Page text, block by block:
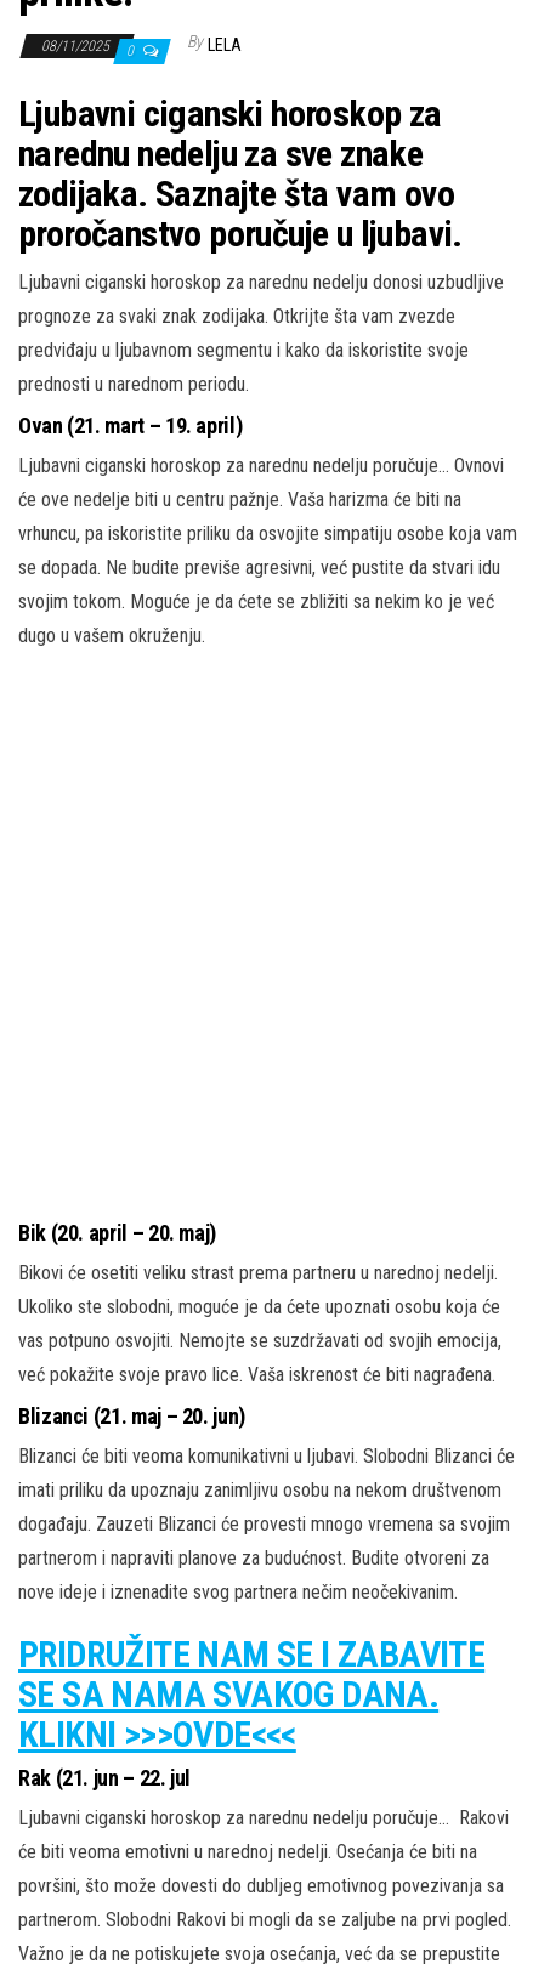
08/11/2025 0 By LELA
Ljubavni ciganski horoskop za
narednu nedelju za sve znake
zodijaka. Saznajte šta vam ovo
proročanstvo poručuje u ljubavi.
Ljubavni ciganski horoskop za narednu nedelju donosi uzbudljive
prognoze za svaki znak zodijaka. Otkrijte šta vam zvezde
predviđaju u ljubavnom segmentu i kako da iskoristite svoje
prednosti u narednom periodu.
Ovan (21. mart – 19. april)
Ljubavni ciganski horoskop za narednu nedelju poručuje… Ovnovi
će ove nedelje biti u centru pažnje. Vaša harizma će biti na
vrhuncu, pa iskoristite priliku da osvojite simpatiju osobe koja vam
se dopada. Ne budite previše agresivni, već pustite da stvari idu
svojim tokom. Moguće je da ćete se zbližiti sa nekim ko je već
dugo u vašem okruženju.
Bik (20. april – 20. maj)
Bikovi će osetiti veliku strast prema partneru u narednoj nedelji.
Ukoliko ste slobodni, moguće je da ćete upoznati osobu koja će
vas potpuno osvojiti. Nemojte se suzdržavati od svojih emocija,
već pokažite svoje pravo lice. Vaša iskrenost će biti nagrađena.
Blizanci (21. maj – 20. jun)
Blizanci će biti veoma komunikativni u ljubavi. Slobodni Blizanci će
imati priliku da upoznaju zanimljivu osobu na nekom društvenom
događaju. Zauzeti Blizanci će provesti mnogo vremena sa svojim
partnerom i napraviti planove za budućnost. Budite otvoreni za
nove ideje i iznenadite svog partnera nečim neočekivanim.
PRIDRUŽITE NAM SE I ZABAVITE
SE SA NAMA SVAKOG DANA.
KLIKNI >>>OVDE<<<
Rak (21. jun – 22. jul
Ljubavni ciganski horoskop za narednu nedelju poručuje… Rakovi
će biti veoma emotivni u narednoj nedelji. Osećanja će biti na
površini, što može dovesti do dubljeg emotivnog povezivanja sa
partnerom. Slobodni Rakovi bi mogli da se zaljube na prvi pogled.
Važno je da ne potiskujete svoja osećanja, već da se prepustite